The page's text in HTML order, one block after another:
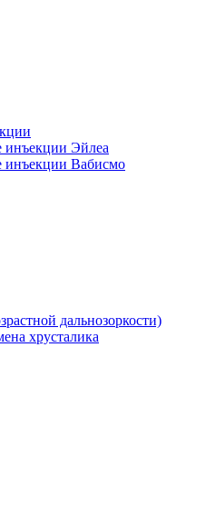
инъекции Эйлеа
инъекции Вабисмо
дальнозоркости)
хрусталика